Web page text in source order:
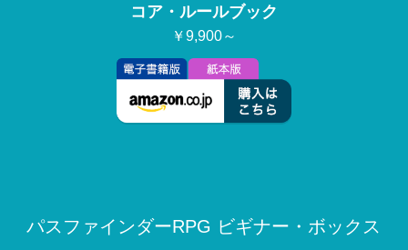
コア・ルールブック
￥9,900～
パスファインダーRPG ビギナー・ボックス